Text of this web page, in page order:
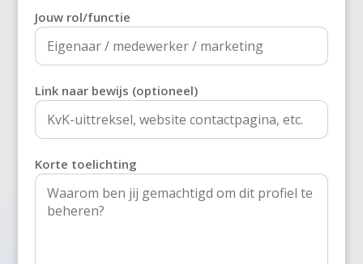
's-Heer Arendskerke
's-Heer Hendrikskinderen
's-Heerenberg
's-Heerenbroek
's-Hertogenbosch
't Goy
Jouw rol/functie
Link naar bewijs (optioneel)
Korte toelichting